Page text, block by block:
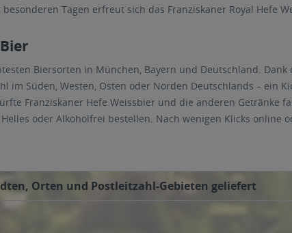
Tagen erfreut sich das Franziskaner Royal Hefe
Biersorten in München, Bayern und Deutschland.
im Süden, Westen, Osten oder Norden Deutschlands – ein
Franziskaner Hefe Weissbier und die anderen Getränke
oder Alkoholfrei bestellen. Nach wenigen Klicks
Orten und Postleitzahl-Gebieten geliefert